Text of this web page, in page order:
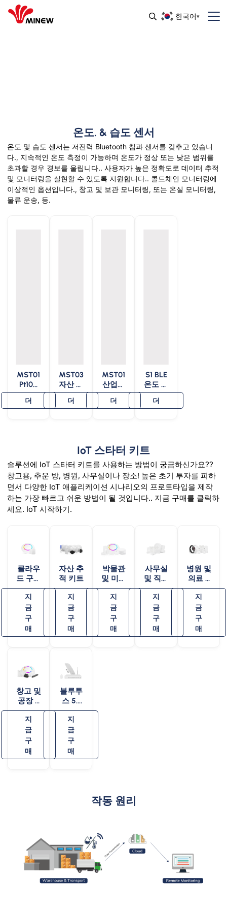
한국어
온도. & 습도 센서
온도 및 습도 센서는 저전력 Bluetooth 칩과 센서를 갖추고 있습니
다., 지속적인 온도 측정이 가능하며 온도가 정상 또는 낮은 범위를
초과할 경우 경보를 울립니다.. 사용자가 높은 정확도로 데이터 추적
및 모니터링을 실현할 수 있도록 지원합니다.. 콜드체인 모니터링에
이상적인 옵션입니다., 창고 및 보관 모니터링, 또는 온실 모니터링,
물류 운송, 등.
MST01
Pt100
온도 센
서
더
MST03
자산 온
도 로거
더
MST01
산업용
온도 및
습도 센
더
S1 BLE
온도 및
습도 센
서
더
IoT 스타터 키트
솔루션에 IoT 스타터 키트를 사용하는 방법이 궁금하신가요??
창고용, 추운 방, 병원, 사무실이나 장소! 높은 초기 투자를 피하
면서 다양한 IoT 애플리케이션 시나리오의 프로토타입을 제작
하는 가장 빠르고 쉬운 방법이 될 것입니다.. 지금 구매를 클릭하
세요. IoT 시작하기.
클라우
드 구성
이 가능
한 BLE
iBeaco
n
지
금
구
매
자산 추
적 키트
지
금
구
매
박물관
및 미술
관 –
MVS
지
금
구
매
사무실
및 직장
– 모스
지
금
구
매
병원 및
의료 –
MHS
지
금
구
매
창고 및
공장 –
MWS
지
금
구
매
블루투
스 5.1
AoA 실
내 포지
셔닝
지
금
구
매
작동 원리